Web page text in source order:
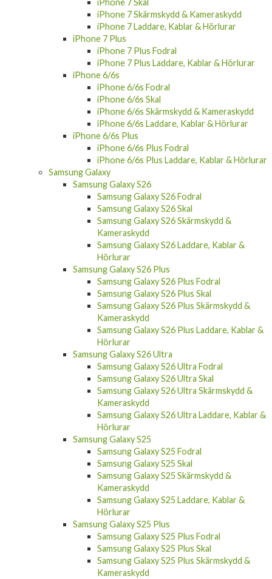
iPhone 7 Skal
iPhone 7 Skärmskydd & Kameraskydd
iPhone 7 Laddare, Kablar & Hörlurar
iPhone 7 Plus
iPhone 7 Plus Fodral
iPhone 7 Plus Laddare, Kablar & Hörlurar
iPhone 6/6s
iPhone 6/6s Fodral
iPhone 6/6s Skal
iPhone 6/6s Skärmskydd & Kameraskydd
iPhone 6/6s Laddare, Kablar & Hörlurar
iPhone 6/6s Plus
iPhone 6/6s Plus Fodral
iPhone 6/6s Plus Laddare, Kablar & Hörlurar
Samsung Galaxy
Samsung Galaxy S26
Samsung Galaxy S26 Fodral
Samsung Galaxy S26 Skal
Samsung Galaxy S26 Skärmskydd &
Kameraskydd
Samsung Galaxy S26 Laddare, Kablar &
Hörlurar
Samsung Galaxy S26 Plus
Samsung Galaxy S26 Plus Fodral
Samsung Galaxy S26 Plus Skal
Samsung Galaxy S26 Plus Skärmskydd &
Kameraskydd
Samsung Galaxy S26 Plus Laddare, Kablar &
Hörlurar
Samsung Galaxy S26 Ultra
Samsung Galaxy S26 Ultra Fodral
Samsung Galaxy S26 Ultra Skal
Samsung Galaxy S26 Ultra Skärmskydd &
Kameraskydd
Samsung Galaxy S26 Ultra Laddare, Kablar &
Hörlurar
Samsung Galaxy S25
Samsung Galaxy S25 Fodral
Samsung Galaxy S25 Skal
Samsung Galaxy S25 Skärmskydd &
Kameraskydd
Samsung Galaxy S25 Laddare, Kablar &
Hörlurar
Samsung Galaxy S25 Plus
Samsung Galaxy S25 Plus Fodral
Samsung Galaxy S25 Plus Skal
Samsung Galaxy S25 Plus Skärmskydd &
Kameraskydd